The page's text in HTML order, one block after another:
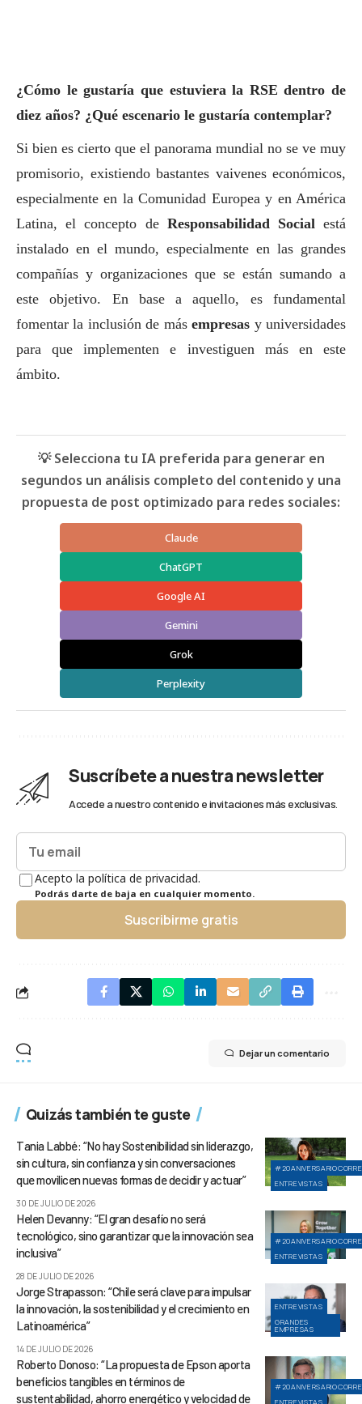
¿Cómo le gustaría que estuviera la RSE dentro de
diez años? ¿Qué escenario le gustaría contemplar?
Si bien es cierto que el panorama mundial no se ve muy
promisorio, existiendo bastantes vaivenes económicos,
especialmente en la Comunidad Europea y en América
Latina, el concepto de Responsabilidad Social está
instalado en el mundo, especialmente en las grandes
compañías y organizaciones que se están sumando a
este objetivo. En base a aquello, es fundamental
fomentar la inclusión de másempresas y universidades
para que implementen e investiguen más en este
ámbito.
💡 Selecciona tu IA preferida para generar en
segundos un análisis completo del contenido y una
propuesta de post optimizado para redes sociales:
Claude
ChatGPT
Google AI
Gemini
Grok
Perplexity
Suscríbete a nuestra newsletter
Accede a nuestro contenido e invitaciones más exclusivas.
Acepto la política de privacidad.
Podrás darte de baja en cualquier momento.
Suscribirme gratis
Dejar un comentario
Quizás también te guste
ENTREVISTAS
Tania Labbé: “No hay Sostenibilidad sin liderazgo,
sin cultura, sin confianza y sin conversaciones
que movilicen nuevas formas de decidir y actuar”
30 DE JULIO DE 2026
ENTREVISTAS
Helen Devanny: “El gran desafío no será
tecnológico, sino garantizar que la innovación sea
inclusiva”
28 DE JULIO DE 2026
ENTREVISTAS
GRANDES
EMPRESAS
Jorge Strapasson: “Chile será clave para impulsar
la innovación, la sostenibilidad y el crecimiento en
Latinoamérica”
14 DE JULIO DE 2026
Roberto Donoso: “La propuesta de Epson aporta
beneficios tangibles en términos de
sustentabilidad, ahorro energético y velocidad de